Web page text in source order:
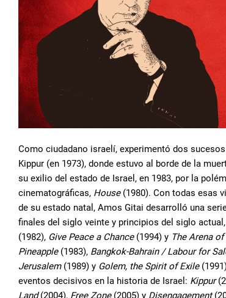
Como ciudadano israelí, experimentó dos
Kippur (en 1973), donde estuvo al borde de la
su exilio del estado de Israel, en 1983, por la
cinematográficas, House(1980). Con todas esas
de su estado natal, Amos Gitai desarrolló una
finales del siglo veinte y principios del siglo
(1982), Give Peace a Chance(1994) y The Arena
Pineapple(1983), Bangkok-Bahrain / Labour for
Jerusalem(1989) y Golem, the Spirit of Exile
eventos decisivos en la historia de Israel: Kippur
Land(2004), Free Zone(2005) y Disengagement